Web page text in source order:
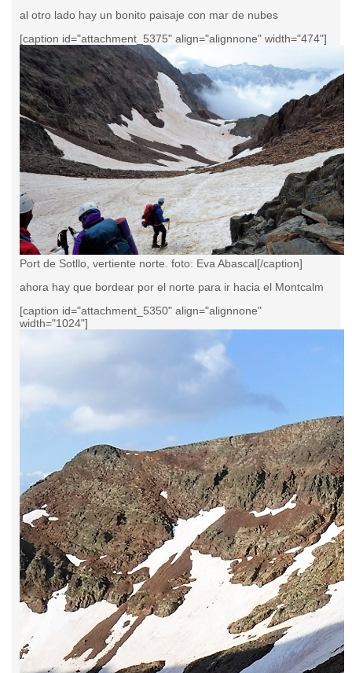
al otro lado hay un bonito paisaje con mar de nubes
[caption id="attachment_5375" align="alignnone" width="474"]
Port de Sotllo, vertiente norte. foto: Eva Abascal[/caption]
ahora hay que bordear por el norte para ir hacia el Montcalm
[caption id="attachment_5350" align="alignnone"
width="1024"]